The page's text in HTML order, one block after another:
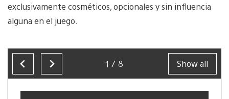
exclusivamente cosméticos, opcionales y sin influencia
alguna en el juego.
1/8
Now
showing
slide
Show all